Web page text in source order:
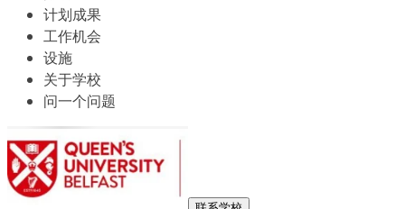
计划成果
工作机会
设施
关于学校
问一个问题